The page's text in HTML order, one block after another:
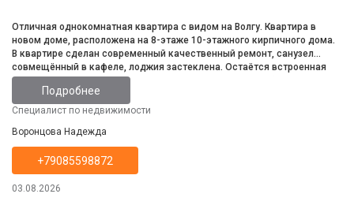
Отличная однокомнатная квартира с видом на Волгу. Квартира в
новом доме, расположена на 8-этаже 10-этажного кирпичного дома.
В квартире сделан современный качественный ремонт, санузел
совмещённый в кафеле, лоджия застеклена. Остаётся встроенная
кухня и техника. Инфраструктура развита, всё в шаговой доступности.
Подробнее
Специалист по недвижимости
Воронцова Надежда
+79085598872
03.08.2026